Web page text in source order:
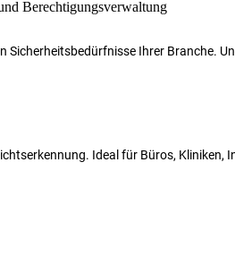
Ihrer Branche.
Ideal für Büros,